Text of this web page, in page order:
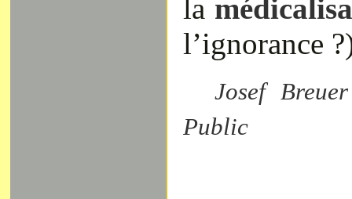
la
l’ignorance
Josef
Public